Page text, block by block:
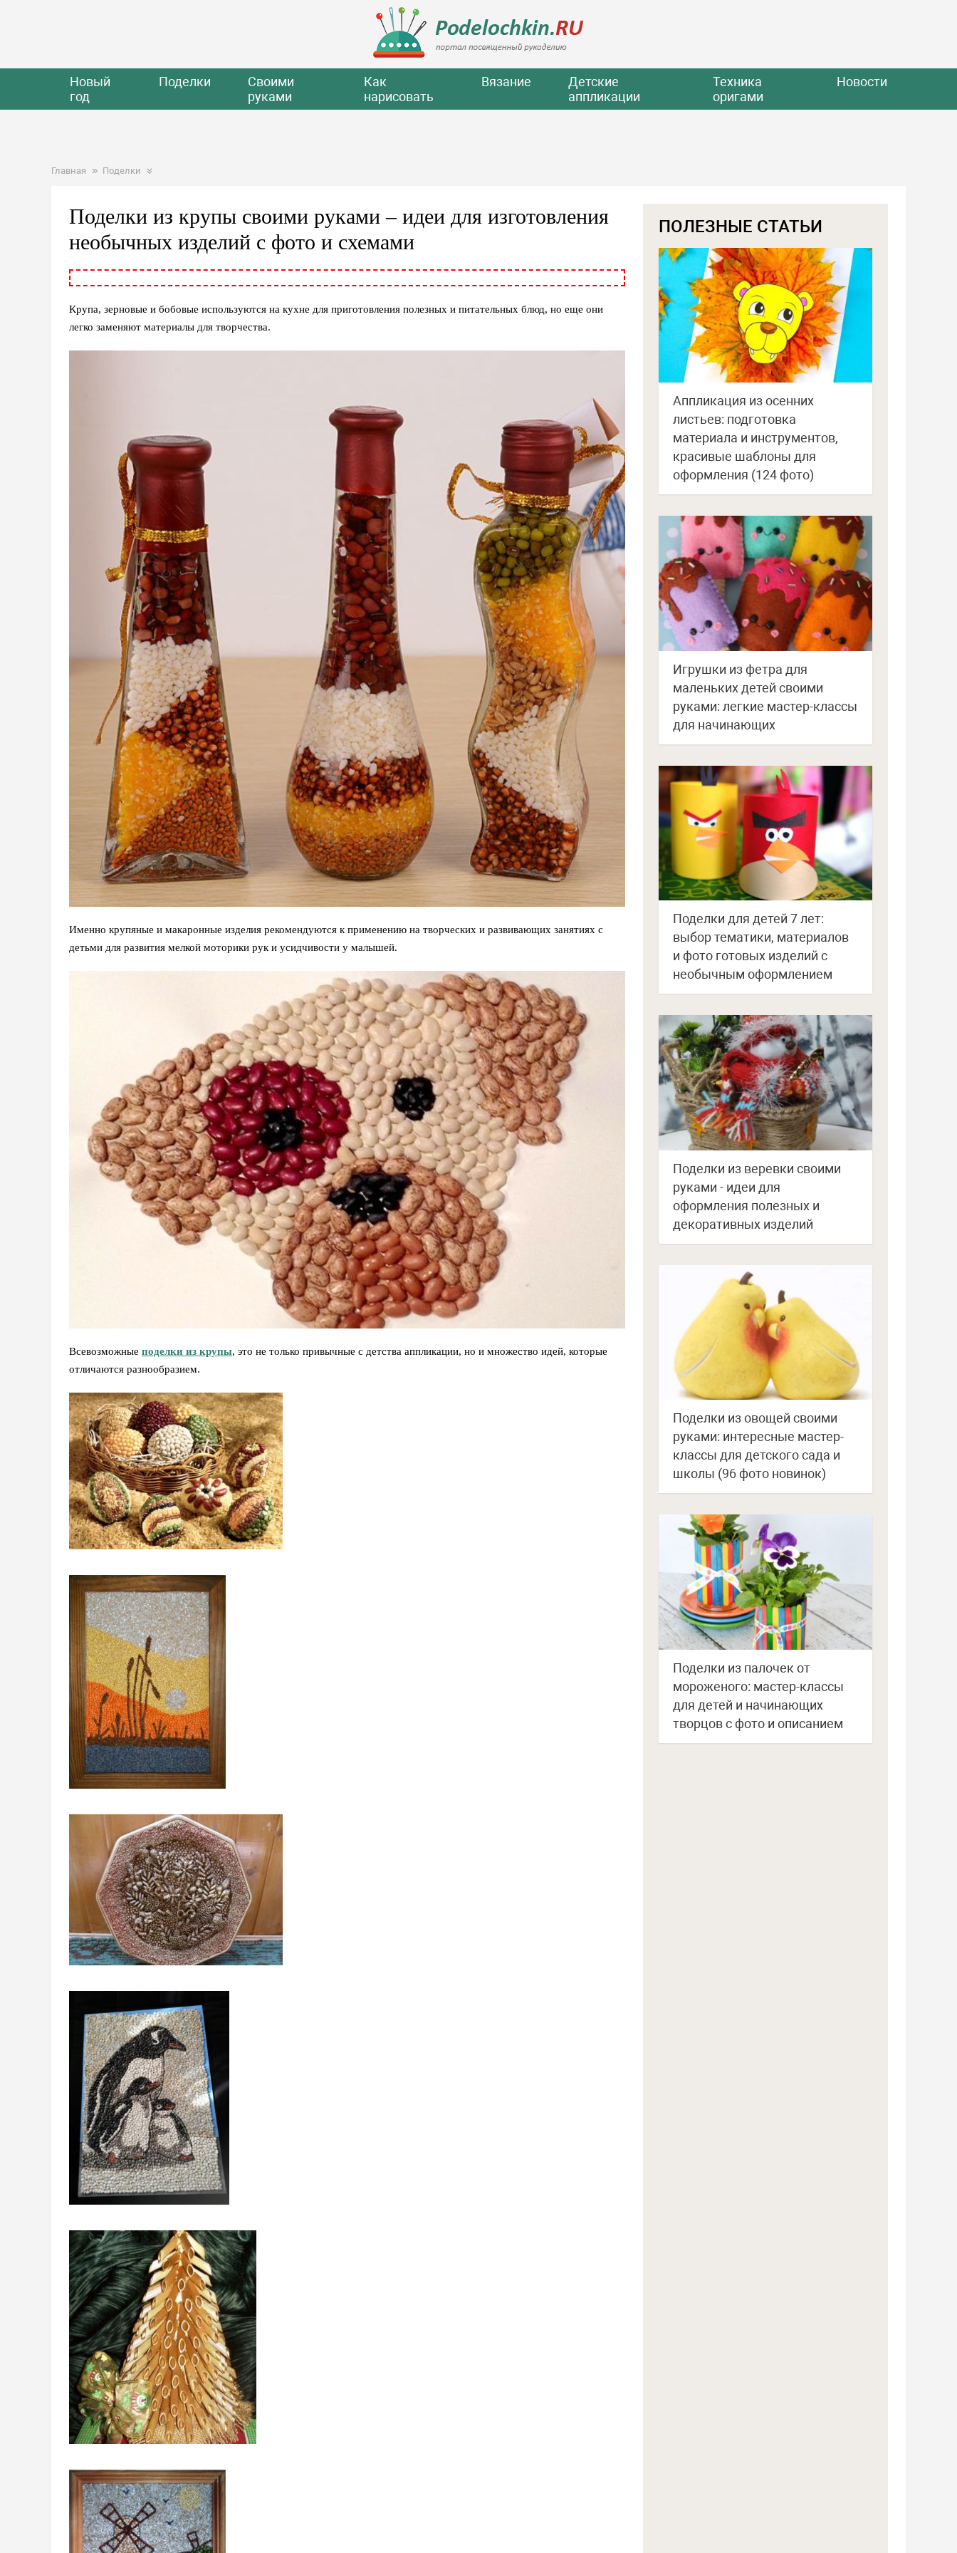
Новый
год
Поделки
Своими
руками
Как
нарисовать
Вязание
Детские
аппликации
Техника
оригами
Новости
Главная Поделки
Поделки из крупы своими руками – идеи для изготовления
необычных изделий с фото и схемами
Крупа, зерновые и бобовые используются на кухне для приготовления полезных и питательных блюд, но еще они
легко заменяют материалы для творчества.
Именно крупяные и макаронные изделия рекомендуются к применению на творческих и развивающих занятиях с
детьми для развития мелкой моторики рук и усидчивости у малышей.
Всевозможные поделки из крупы, это не только привычные с детства аппликации, но и множество идей, которые
отличаются разнообразием.
ПОЛЕЗНЫЕ СТАТЬИ
Аппликация из осенних
листьев: подготовка
материала и инструментов,
красивые шаблоны для
оформления (124 фото)
Игрушки из фетра для
маленьких детей своими
руками: легкие мастер-классы
для начинающих
Поделки для детей 7 лет:
выбор тематики, материалов
и фото готовых изделий с
необычным оформлением
Поделки из веревки своими
руками - идеи для
оформления полезных и
декоративных изделий
Поделки из овощей своими
руками: интересные мастер-
классы для детского сада и
школы (96 фото новинок)
Поделки из палочек от
мороженого: мастер-классы
для детей и начинающих
творцов с фото и описанием